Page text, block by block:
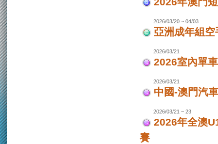
2026/03/20 ~ 04/03
亞洲成年組
2026/03/21
2026室內單
2026/03/21
中國-澳門汽
2026/03/21 ~ 23
2026年全澳
賽